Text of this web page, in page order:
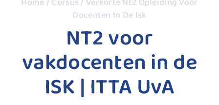
Docenten In De Isk
NT2 voor
vakdocenten in de
ISK | ITTA UvA